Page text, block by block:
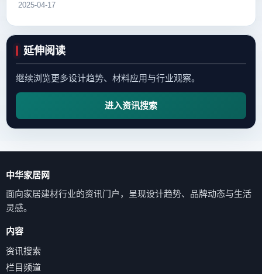
2025-04-17
延伸阅读
继续浏览更多设计趋势、材料应用与行业观察。
进入资讯搜索
中华家居网
面向家居建材行业的资讯门户，呈现设计趋势、品牌动态与生活
灵感。
内容
资讯搜索
栏目频道